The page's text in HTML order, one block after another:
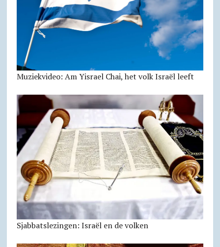
Muziekvideo: Am Yisrael Chai, het volk Israël leeft
Sjabbatslezingen: Israël en de volken